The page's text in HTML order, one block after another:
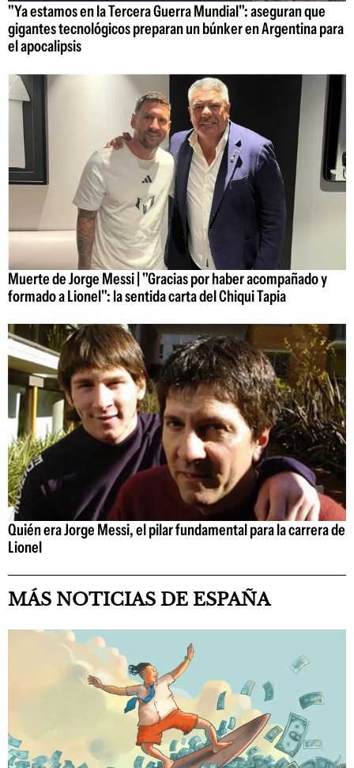
"Ya estamos en la Tercera Guerra Mundial": aseguran que
gigantes tecnológicos preparan un búnker en Argentina para
el apocalipsis
Muerte de Jorge Messi | "Gracias por haber acompañado y
formado a Lionel": la sentida carta del Chiqui Tapia
Quién era Jorge Messi, el pilar fundamental para la carrera de
Lionel
MÁS NOTICIAS DE ESPAÑA